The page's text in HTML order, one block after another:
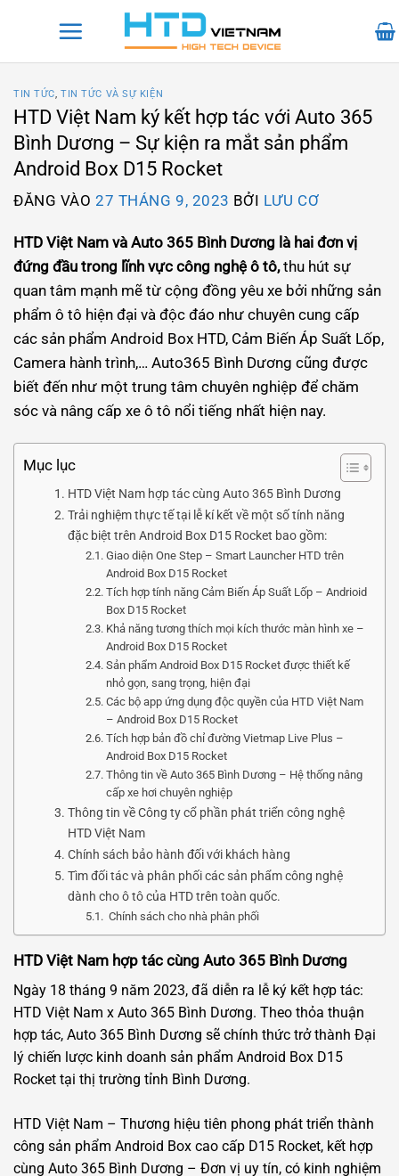
TIN TỨC,TIN TỨC VÀ SỰ KIỆN
HTD Việt Nam ký kết hợp tác với Auto 365
Bình Dương – Sự kiện ra mắt sản phẩm
Android Box D15 Rocket
ĐĂNG VÀO27 THÁNG 9, 2023 BỞI LƯU CƠ
HTD Việt Nam và Auto 365 Bình Dương là hai đơn vị
đứng đầu trong lĩnh vực công nghệ ô tô,thu hút sự
quan tâm mạnh mẽ từ cộng đồng yêu xe bởi những sản
phẩm ô tô hiện đại và độc đáo như chuyên cung cấp
các sản phẩm Android Box HTD, Cảm Biến Áp Suất Lốp,
Camera hành trình,… Auto365 Bình Dương cũng được
biết đến như một trung tâm chuyên nghiệp để chăm
sóc và nâng cấp xe ô tô nổi tiếng nhất hiện nay.
Mục lục
HTD Việt Nam hợp tác cùng Auto 365 Bình Dương
Trải nghiệm thực tế tại lễ kí kết về một số tính năng
đặc biệt trên Android Box D15 Rocket bao gồm:
Giao diện One Step – Smart Launcher HTD trên
Android Box D15 Rocket
Tích hợp tính năng Cảm Biến Áp Suất Lốp – Andrioid
Box D15 Rocket
Khả năng tương thích mọi kích thước màn hình xe –
Android Box D15 Rocket
Sản phẩm Android Box D15 Rocket được thiết kế
nhỏ gọn, sang trọng, hiện đại
Các bộ app ứng dụng độc quyền của HTD Việt Nam
– Android Box D15 Rocket
Tích hợp bản đồ chỉ đường Vietmap Live Plus –
Android Box D15 Rocket
Thông tin về Auto 365 Bình Dương – Hệ thống nâng
cấp xe hơi chuyên nghiệp
Thông tin về Công ty cổ phần phát triển công nghệ
HTD Việt Nam
Chính sách bảo hành đối với khách hàng
Tìm đối tác và phân phối các sản phẩm công nghệ
dành cho ô tô của HTD trên toàn quốc.
Chính sách cho nhà phân phối
HTD Việt Nam hợp tác cùng Auto 365 Bình Dương
Ngày 18 tháng 9 năm 2023, đã diễn ra lễ ký kết hợp tác:
HTD Việt Nam x Auto 365 Bình Dương. Theo thỏa thuận
hợp tác, Auto 365 Bình Dương sẽ chính thức trở thành Đại
lý chiến lược kinh doanh sản phẩm Android Box D15
Rocket tại thị trường tỉnh Bình Dương.
HTD Việt Nam – Thương hiệu tiên phong phát triển thành
công sản phẩm Android Box cao cấp D15 Rocket, kết hợp
cùng Auto 365 Bình Dương – Đơn vị uy tín, có kinh nghiệm